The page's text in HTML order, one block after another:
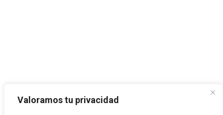
Valoramos tu privacidad